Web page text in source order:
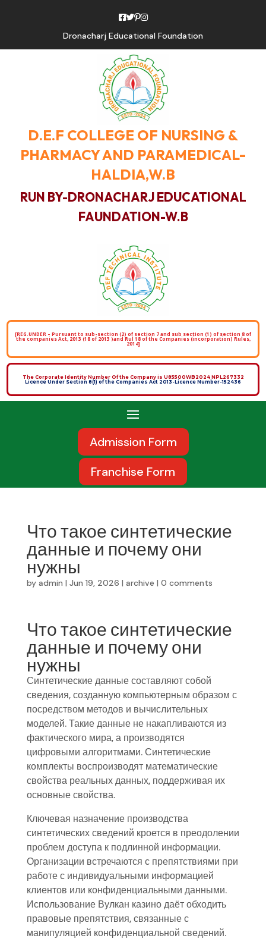
Dronacharj Educational Foundation
D.E.F COLLEGE OF NURSING &
PHARMACY AND PARAMEDICAL-
HALDIA,W.B
RUN BY-DRONACHARJ EDUCATIONAL
FAUNDATION-W.B
[REG.UNDER – Pursuant to sub-section (2) of section 7 and sub section (1) of section 8 of
the companies Act, 2013 (18 of 2013 )and Rul 18 of the Companies (incorporation) Rules,
2014]
The Corporate Identity Number Of the Company is U85500WB2024 NPL267332
Licence Under Section 8(1) of the Companies Act 2013-Licence Number-152436
Admission Form
Franchise Form
Что такое синтетические
данные и почему они
нужны
by admin | Jun 19, 2026 | archive | 0 comments
Что такое синтетические
данные и почему они
нужны
Синтетические данные составляют собой
сведения, созданную компьютерным образом с
посредством методов и вычислительных
моделей. Такие данные не накапливаются из
фактического мира, а производятся
цифровыми алгоритмами. Синтетические
комплекты воспроизводят математические
свойства реальных данных, поддерживая их
основные свойства.
Ключевая назначение производства
синтетических сведений кроется в преодолении
проблем доступа к подлинной информации.
Организации встречаются с препятствиями при
работе с индивидуальными информацией
клиентов или конфиденциальными данными.
Использование Вулкан казино даёт обходить
правовые препятствия, связанные с
манипуляцией конфиденциальной сведений.